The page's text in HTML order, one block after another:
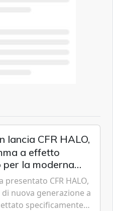
lancia CFR HALO,
a effetto
la moderna
incendi CFR HALO,
nuova generazione a
specificamente